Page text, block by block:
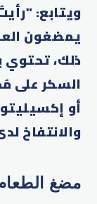
ويتابع:
يمضغون
ذلك، تحتوي
السكر على
أو
والانتفاخ
مضغ